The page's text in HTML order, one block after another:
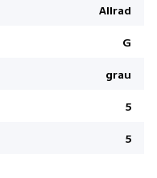
Allrad
G
grau
5
5